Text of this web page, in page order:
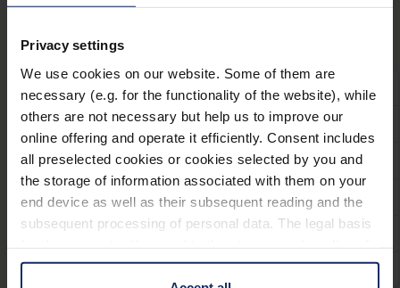
Privacy settings
We use cookies on our website. Some of them are
necessary (e.g. for the functionality of the website), while
others are not necessary but help us to improve our
online offering and operate it efficiently. Consent includes
all preselected cookies or cookies selected by you and
the storage of information associated with them on your
end device as well as their subsequent reading and the
subsequent processing of personal data. The legal basis
information is Art. 25 para. 1 TDDDG and with regard to
adaptées à la conduite.
Avec étui
Variantes
Référence Couleur
Dioptrie
miniframe2
2905010 gun mat
1 D
miniframe2
2905015 gun mat
1,5 D
miniframe2
2905020 gun mat
2 D
miniframe2
2905025 gun mat
2,5 D
miniframe2
2905030 gun mat 3 D